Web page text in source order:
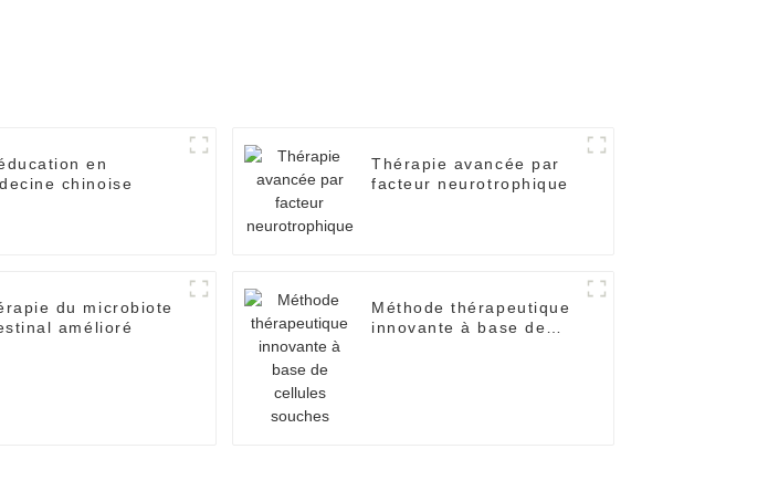
en
chinoise
Thérapie avancée par
facteur neurotrophique
du microbiote
amélioré
Méthode thérapeutique
innovante à base de